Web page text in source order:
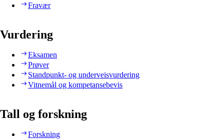
Fravær
Vurdering
Eksamen
Prøver
Standpunkt- og underveisvurdering
Vitnemål og kompetansebevis
Tall og forskning
Forskning